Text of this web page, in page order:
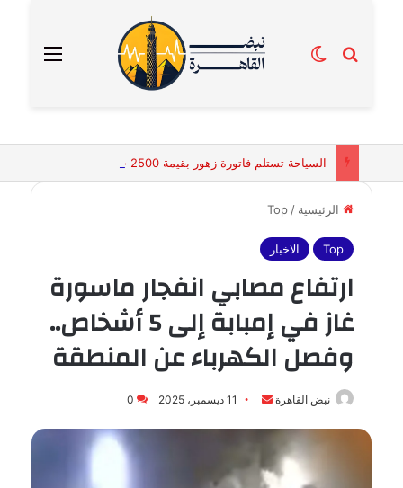
القائمة بحث عنالوضع المظلم
الرئيسية /
Top
Top الاخبار
ارتفاع مصابي انفجار ماسورة
غاز في إمبابة إلى 5 أشخاص..
وفصل الكهرباء عن المنطقة
نبض القاهرة
أرسل
11 ديسمبر، 2025 0